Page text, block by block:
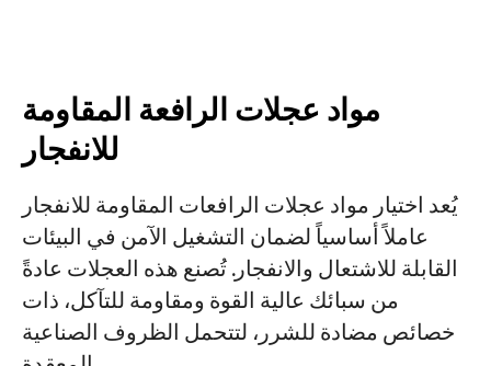
مواد عجلات الرافعة المقاومة
للانفجار
يُعد اختيار مواد عجلات الرافعات المقاومة للانفجار
عاملاً أساسياً لضمان التشغيل الآمن في البيئات
القابلة للاشتعال والانفجار. تُصنع هذه العجلات عادةً
من سبائك عالية القوة ومقاومة للتآكل، ذات
خصائص مضادة للشرر، لتتحمل الظروف الصناعية